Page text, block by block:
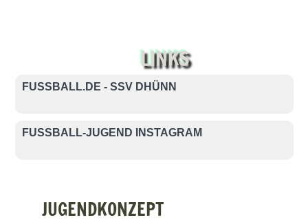
LINKS
FUSSBALL.DE - SSV DHÜNN
FUSSBALL-JUGEND INSTAGRAM
JUGENDKONZEPT